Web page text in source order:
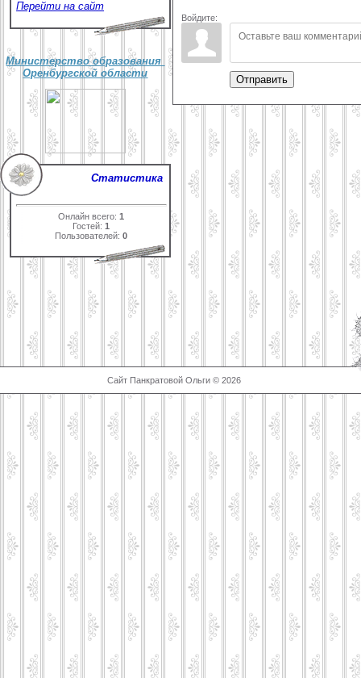
Перейти на сайт
Министерство образования
Оренбургской области
Статистика
Онлайн всего:1
Гостей:1
Пользователей:0
Войдите:
Отправить
Сайт Панкратовой Ольги © 2026